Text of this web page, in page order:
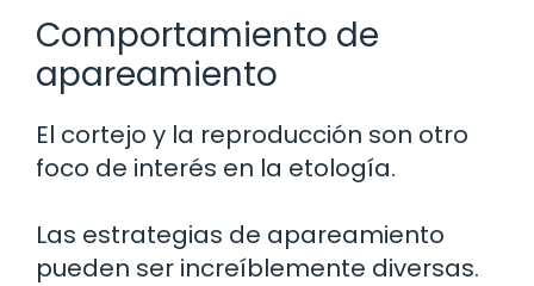
Comportamiento de
apareamiento
El cortejo y la reproducción son otro
foco de interés en la etología.
Las estrategias de apareamiento
pueden ser increíblemente diversas.